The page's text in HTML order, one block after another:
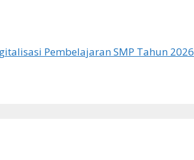
Pembelajaran SMP Tahun 2026